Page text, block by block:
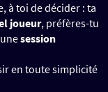
à toi de décider : ta
joueur, préfères-tu
session
en toute simplicité